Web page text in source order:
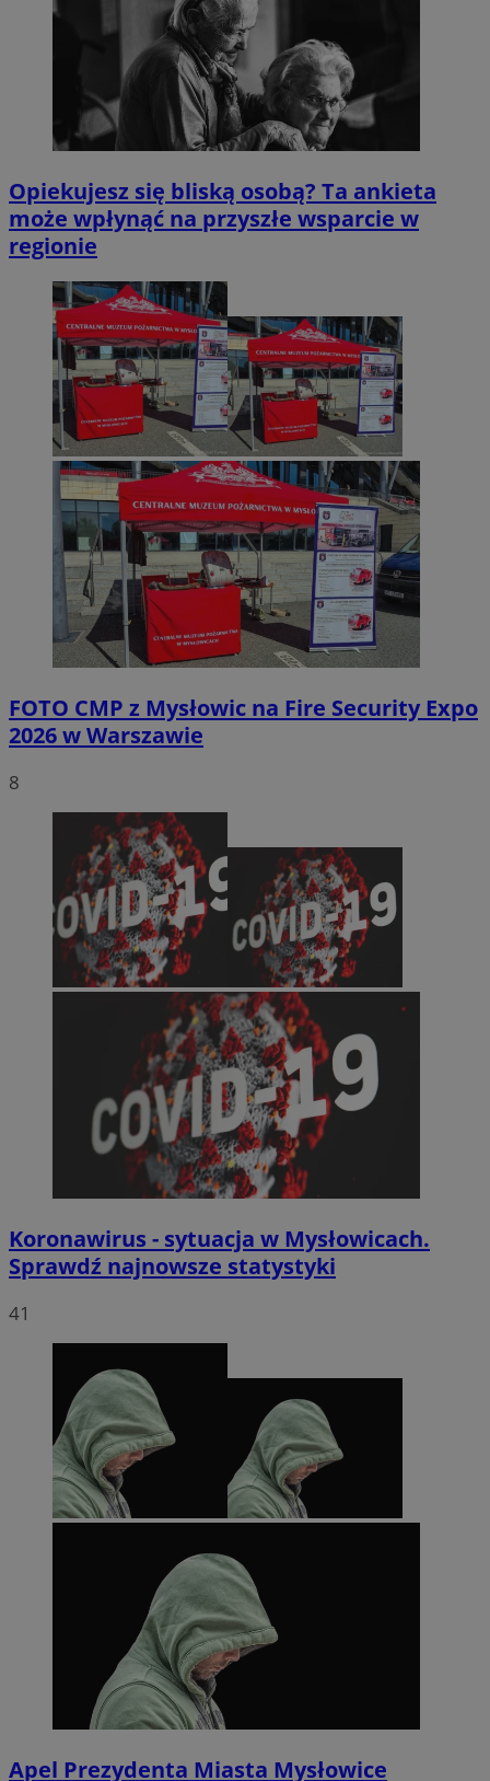
Opiekujesz się bliską osobą? Ta ankieta
może wpłynąć na przyszłe wsparcie w
regionie
FOTO CMP z Mysłowic na Fire Security Expo
2026 w Warszawie
8
Koronawirus - sytuacja w Mysłowicach.
Sprawdź najnowsze statystyki
41
Apel Prezydenta Miasta Mysłowice